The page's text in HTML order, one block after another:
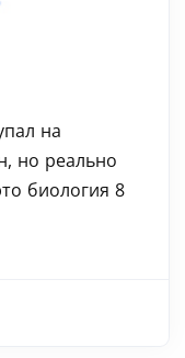
на
но реально
биология 8